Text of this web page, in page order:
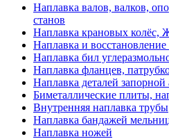
Наплавка валов, валков,
станов
Наплавка крановых колёс,
Наплавка и
Наплавка бил
Наплавка фланцев,
Наплавка деталей
Биметаллические плиты,
Внутренняя наплавка трубы
Наплавка бандажей
Наплавка ножей